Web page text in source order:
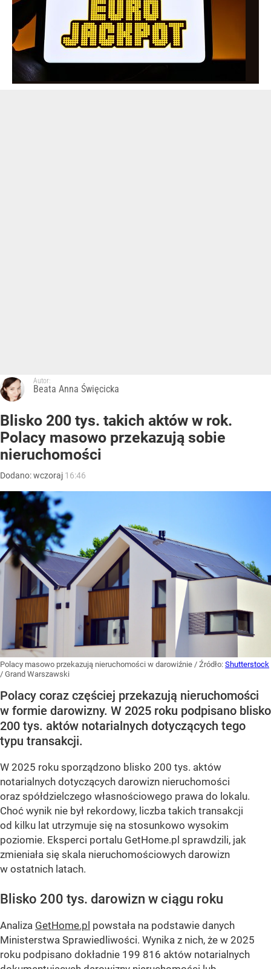
Autor:
Beata Anna Święcicka
Blisko 200 tys. takich aktów w rok.
Polacy masowo przekazują sobie
nieruchomości
Dodano:wczoraj 16:46
Polacy masowo przekazują nieruchomości w darowiźnie / Źródło: Shutterstock
/ Grand Warszawski
Polacy coraz częściej przekazują nieruchomości
w formie darowizny. W 2025 roku podpisano blisko
200 tys. aktów notarialnych dotyczących tego
typu transakcji.
W 2025 roku sporządzono blisko 200 tys. aktów
notarialnych dotyczących darowizn nieruchomości
oraz spółdzielczego własnościowego prawa do lokalu.
Choć wynik nie był rekordowy, liczba takich transakcji
od kilku lat utrzymuje się na stosunkowo wysokim
poziomie. Eksperci portalu GetHome.pl sprawdzili, jak
zmieniała się skala nieruchomościowych darowizn
w ostatnich latach.
Blisko 200 tys. darowizn w ciągu roku
Analiza GetHome.pl powstała na podstawie danych
Ministerstwa Sprawiedliwości. Wynika z nich, że w 2025
roku podpisano dokładnie 199 816 aktów notarialnych